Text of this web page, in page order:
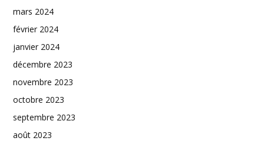
mars 2024
février 2024
janvier 2024
décembre 2023
novembre 2023
octobre 2023
septembre 2023
août 2023